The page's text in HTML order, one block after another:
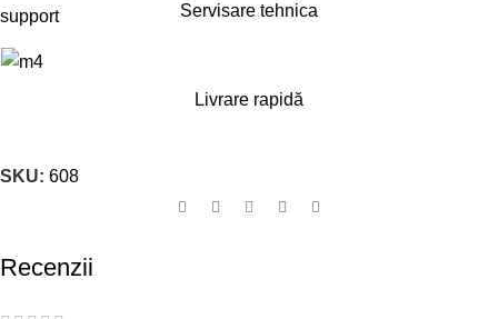
Servisare tehnica
Livrare rapidă
SKU: 608
Recenzii